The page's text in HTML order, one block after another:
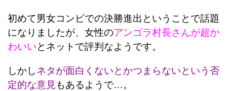
初めて男女コンビでの決勝進出ということで話題
になりましたが、女性のアンゴラ村長さんが超か
わいいとネットで評判なようです。
しかしネタが面白くないとかつまらないという否
定的な意見もあるようで…。